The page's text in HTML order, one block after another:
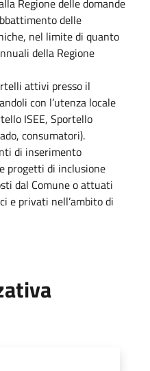
Regione delle domande
delle
nel limite di quanto
della Regione
attivi presso il
con l’utenza locale
ISEE, Sportello
consumatori).
di inserimento
progetti di inclusione
dal Comune o attuati
e privati nell’ambito di